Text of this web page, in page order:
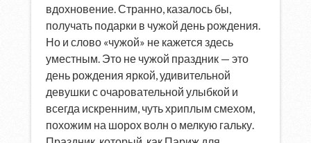
вдохновение. Странно, казалось бы,
получать подарки в чужой день рождения.
Но и слово «чужой» не кажется здесь
уместным. Это не чужой праздник — это
день рождения яркой, удивительной
девушки с очаровательной улыбкой и
всегда искренним, чуть хриплым смехом,
похожим на шорох волн о мелкую гальку.